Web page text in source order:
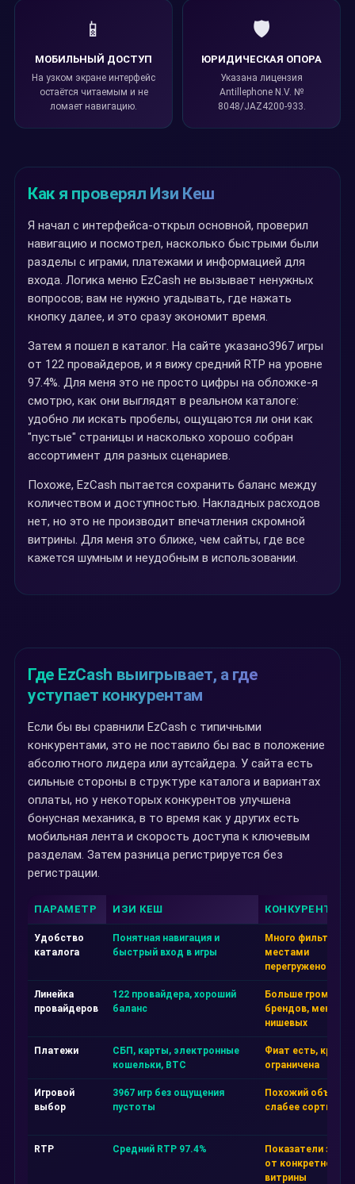
📱
МОБИЛЬНЫЙ ДОСТУП
На узком экране интерфейс
остаётся читаемым и не
ломает навигацию.
🛡️
ЮРИДИЧЕСКАЯ ОПОРА
Указана лицензия
Antillephone N.V. №
8048/JAZ4200-933.
Как я проверял Изи Кеш
Я начал с интерфейса-открыл основной, проверил
навигацию и посмотрел, насколько быстрыми были
разделы с играми, платежами и информацией для
входа. Логика меню EzCash не вызывает ненужных
вопросов; вам не нужно угадывать, где нажать
кнопку далее, и это сразу экономит время.
Затем я пошел в каталог. На сайте указано3967 игры
от 122 провайдеров, и я вижу средний RTP на уровне
97.4%. Для меня это не просто цифры на обложке-я
смотрю, как они выглядят в реальном каталоге:
удобно ли искать пробелы, ощущаются ли они как
"пустые" страницы и насколько хорошо собран
ассортимент для разных сценариев.
Похоже, EzCash пытается сохранить баланс между
количеством и доступностью. Накладных расходов
нет, но это не производит впечатления скромной
витрины. Для меня это ближе, чем сайты, где все
кажется шумным и неудобным в использовании.
Где EzCash выигрывает, а где
уступает конкурентам
Если бы вы сравнили EzCash с типичными
конкурентами, это не поставило бы вас в положение
абсолютного лидера или аутсайдера. У сайта есть
сильные стороны в структуре каталога и вариантах
оплаты, но у некоторых конкурентов улучшена
бонусная механика, в то время как у других есть
мобильная лента и скорость доступа к ключевым
разделам. Затем разница регистрируется без
регистрации.
ПАРАМЕТР ИЗИ КЕШ КОНКУРЕНТ А
Удобство
каталога
Понятная навигация и
быстрый вход в игры
Много фильтров,
местами
перегружено
Линейка
провайдеров
122 провайдера, хороший
баланс
Больше громких
брендов, меньше
нишевых
Платежи
СБП, карты, электронные
кошельки, BTC
Фиат есть, крипта
ограничена
Игровой
выбор
3967 игр без ощущения
пустоты
Похожий объём,
слабее
RTP Средний RTP 97.4%
Показатели
от конкретной
витрины